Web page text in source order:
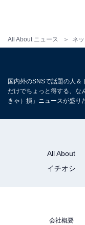
All About ニュース ネ
国内外のSNSで話題の人＆
だけでちょっと得する、な
きゃ）損」ニュースが盛り
All About
イチオシ
会社概要